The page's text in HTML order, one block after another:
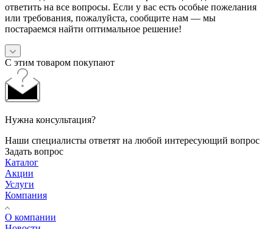
ответить на все вопросы. Если у вас есть особые пожелания
или требования, пожалуйста, сообщите нам — мы
постараемся найти оптимальное решение!
С этим товаром покупают
Нужна консультация?
Наши специалисты ответят на любой интересующий вопрос
Задать вопрос
Каталог
Акции
Услуги
Компания
О компании